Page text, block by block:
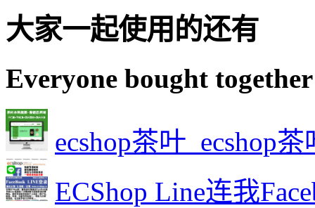
大家一起使用的还有
Everyone bought together
ecshop茶叶_ecshop
ECShop Line连我